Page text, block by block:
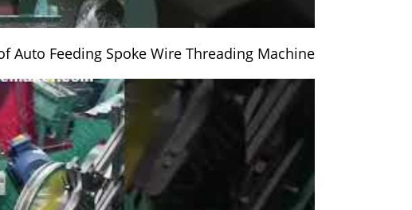
Auto Feeding Spoke Wire Threading Machine